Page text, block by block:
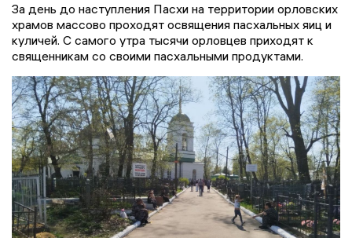
За день до наступления Пасхи на территории орловских
храмов массово проходят освящения пасхальных яиц и
куличей. С самого утра тысячи орловцев приходят к
священникам со своими пасхальными продуктами.